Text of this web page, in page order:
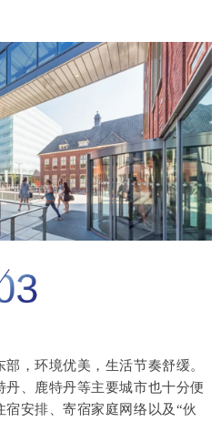
，环境优美，生活节奏舒缓。
、鹿特丹等主要城市也十分便
安排、寄宿家庭网络以及“伙